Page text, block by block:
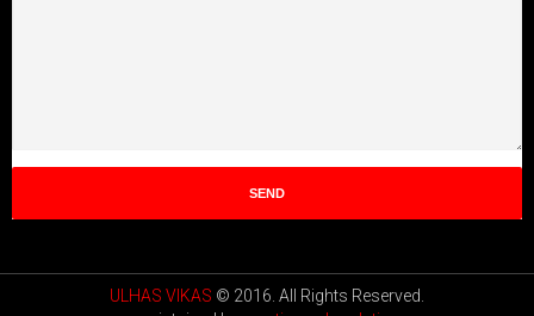
ULHAS VIKAS © 2016. All Rights Reserved.